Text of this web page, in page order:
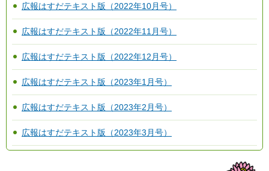
広報はすだテキスト版（2022年10月号）
広報はすだテキスト版（2022年11月号）
広報はすだテキスト版（2022年12月号）
広報はすだテキスト版（2023年1月号）
広報はすだテキスト版（2023年2月号）
広報はすだテキスト版（2023年3月号）